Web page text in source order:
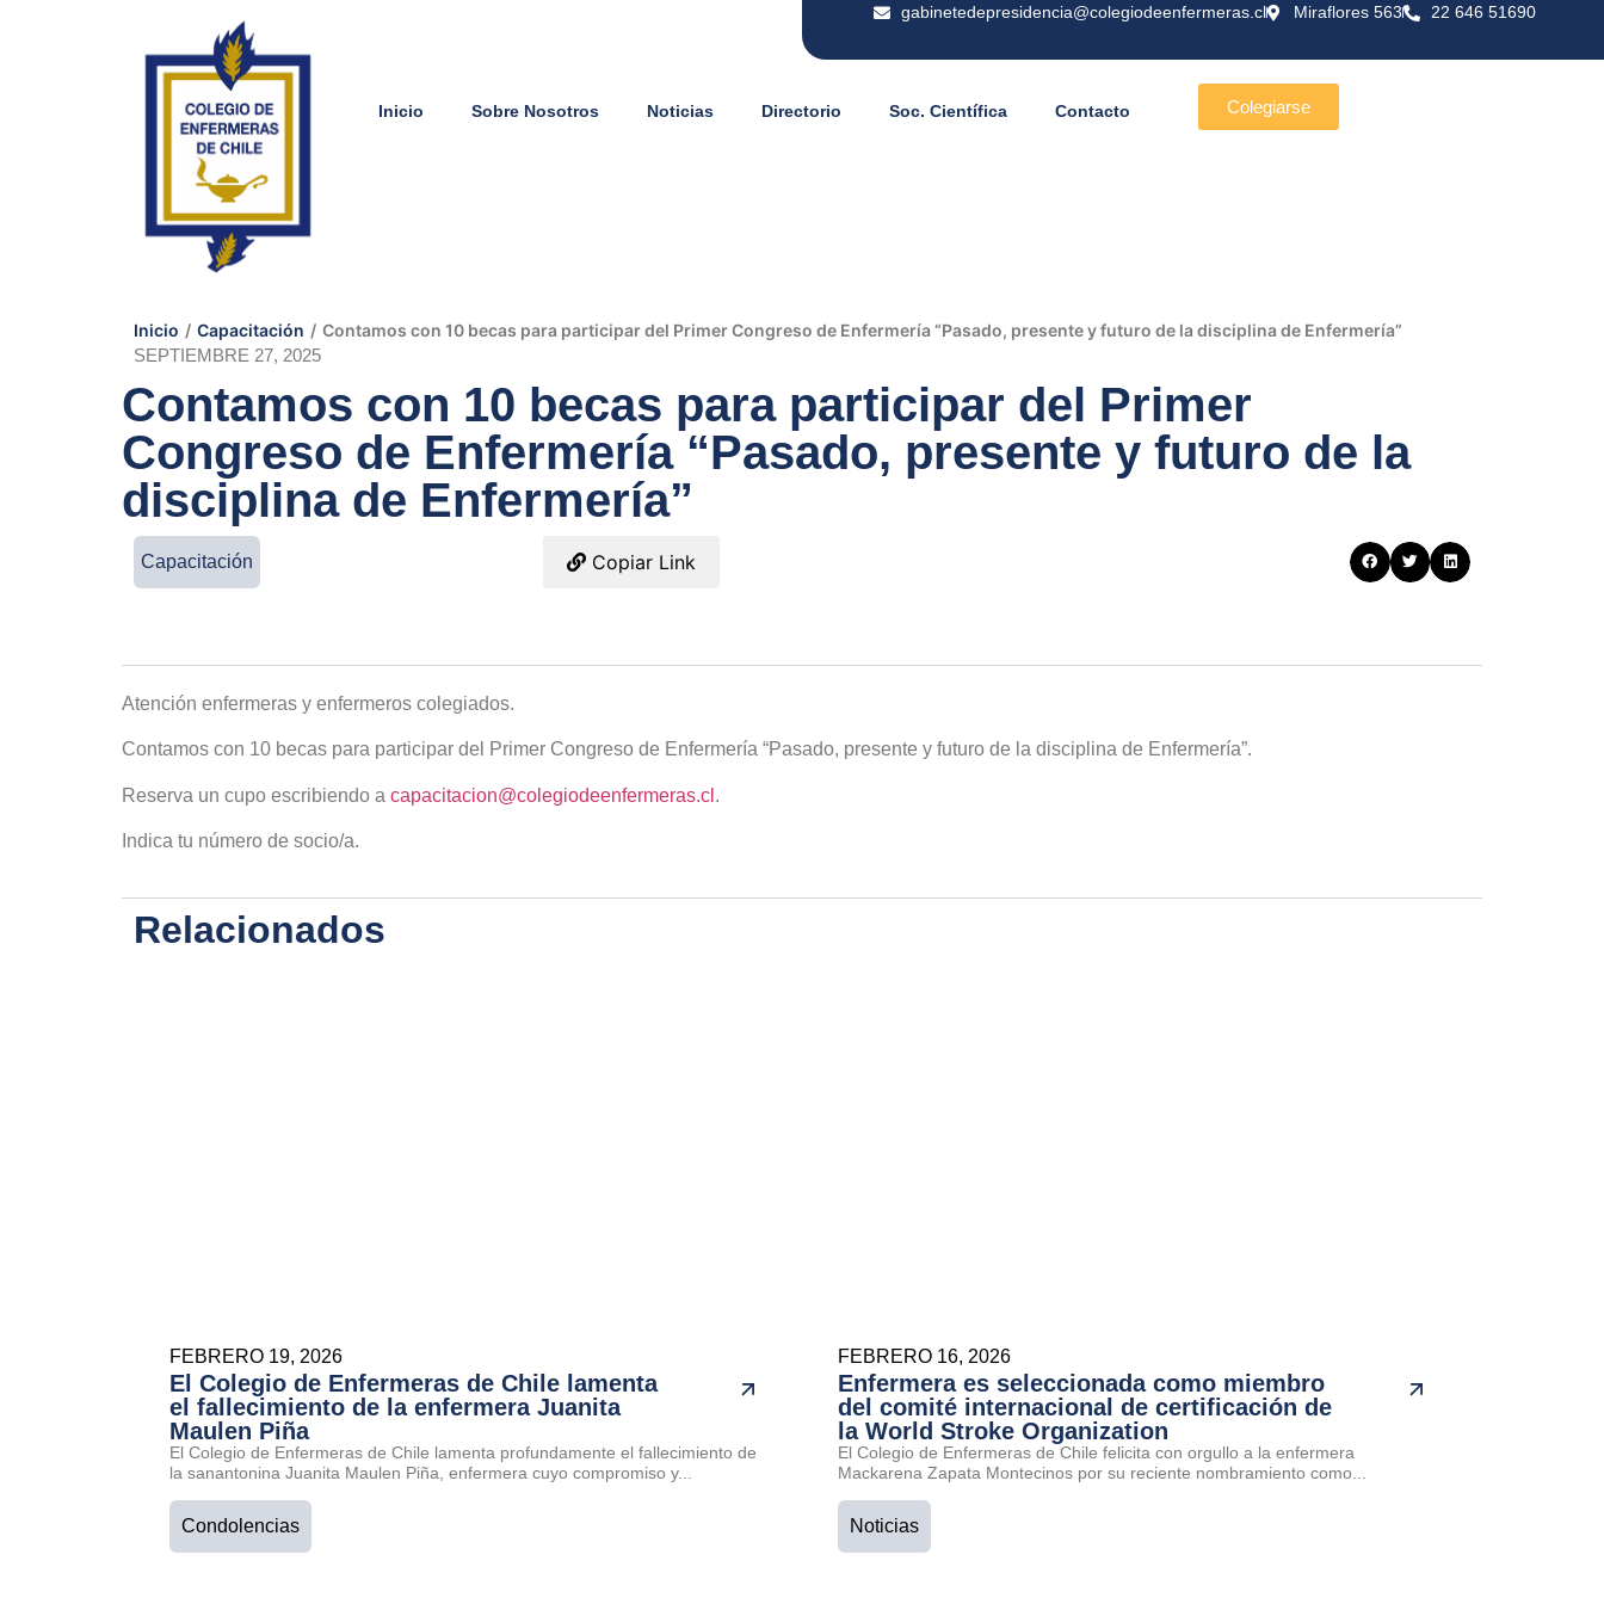
gabinetedepresidencia@colegiodeenfermeras.cl Miraflores 563 22 646 51690
Inicio Sobre Nosotros Noticias Directorio Soc. Científica Contacto Colegiarse
Inicio / Capacitación / Contamos con 10 becas para participar del Primer Congreso de Enfermería “Pasado, presente y futuro de la disciplina de Enfermería”
SEPTIEMBRE 27, 2025
Contamos con 10 becas para participar del Primer
Congreso de Enfermería “Pasado, presente y futuro de la
disciplina de Enfermería”
Capacitación Copiar Link
Atención enfermeras y enfermeros colegiados.
Contamos con 10 becas para participar del Primer Congreso de Enfermería “Pasado, presente y futuro de la disciplina de Enfermería”.
Reserva un cupo escribiendo a capacitacion@colegiodeenfermeras.cl .
Indica tu número de socio/a.
Relacionados
FEBRERO 19, 2026
El Colegio de Enfermeras de Chile lamenta
el fallecimiento de la enfermera Juanita
Maulen Piña
El Colegio de Enfermeras de Chile lamenta profundamente el fallecimiento de
la sanantonina Juanita Maulen Piña, enfermera cuyo compromiso y...
Condolencias
FEBRERO 16, 2026
Enfermera es seleccionada como miembro
del comité internacional de certificación de
la World Stroke Organization
El Colegio de Enfermeras de Chile felicita con orgullo a la enfermera
Mackarena Zapata Montecinos por su reciente nombramiento como...
Noticias